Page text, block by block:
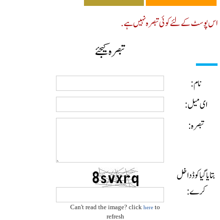
کے لئے کوئی تبصرہ نہیں ہے.
تبصرہ کیجئے
نام:
ای میل:
تبصرہ:
گیا کوڈ داخل
کرے:
Can't read the image? clickhere
refresh